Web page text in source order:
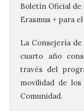
Boletín Oficial de
Erasmus + para
La Consejería
cuarto año
través del
movilidad de
Comunidad.